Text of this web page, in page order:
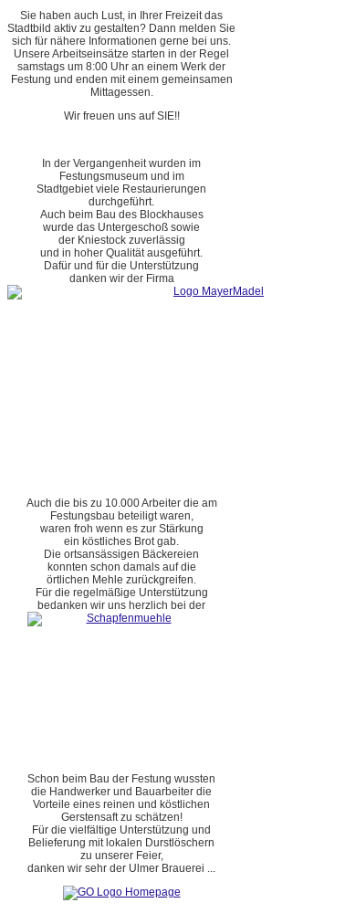
Sie haben auch Lust, in Ihrer Freizeit das
Stadtbild aktiv zu gestalten? Dann melden Sie
sich für nähere Informationen gerne bei uns.
Unsere Arbeitseinsätze starten in der Regel
samstags um 8:00 Uhr an einem Werk der
Festung und enden mit einem gemeinsamen
Mittagessen.
Wir freuen uns auf SIE!!
In der Vergangenheit wurden im
Festungsmuseum und im
Stadtgebiet viele Restaurierungen
durchgeführt.
Auch beim Bau des Blockhauses
wurde das Untergeschoß sowie
der Kniestock zuverlässig
und in hoher Qualität ausgeführt.
Dafür und für die Unterstützung
danken wir der Firma
Auch die bis zu 10.000 Arbeiter die am
Festungsbau beteiligt waren,
waren froh wenn es zur Stärkung
ein köstliches Brot gab.
Die ortsansässigen Bäckereien
konnten schon damals auf die
örtlichen Mehle zurückgreifen.
Für die regelmäßige Unterstützung
bedanken wir uns herzlich bei der
Schon beim Bau der Festung wussten
die Handwerker und Bauarbeiter die
Vorteile eines reinen und köstlichen
Gerstensaft zu schätzen!
Für die vielfältige Unterstützung und
Belieferung mit lokalen Durstlöschern
zu unserer Feier,
danken wir sehr der Ulmer Brauerei ...